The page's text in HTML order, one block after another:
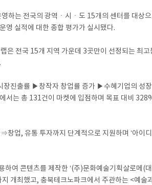
는 전국의 광역ㆍ시ㆍ도 15개의 센터를 대상
영 실적에 대한 종합 평가가 실시됐다.
은 전국 15개 지역 가운데 3곳만이 선정되는 최
진출률 ▶창작자 창업률 증가 ▶수혜기업의 성
는 총 131건이 마켓에 입점하며 목표 대비
, 유통 투자까지 단계적으로 지원하며 ‘아이
여 콘텐츠를 제작한 ‘(주)문화예술기획살로메(
개최했고, 충북테크노파크에서 주관하는 <예